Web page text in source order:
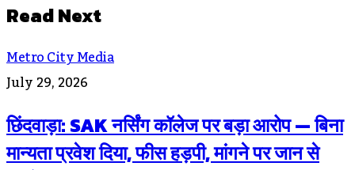
Read Next
Metro City Media
July 29, 2026
छिंदवाड़ा: SAK नर्सिंग कॉलेज पर बड़ा आरोप — बिना
मान्यता प्रवेश दिया, फीस हड़पी, मांगने पर जान से